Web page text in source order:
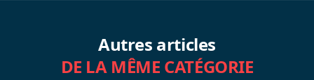
Autres articles
DE LA MÊME CATÉGORIE